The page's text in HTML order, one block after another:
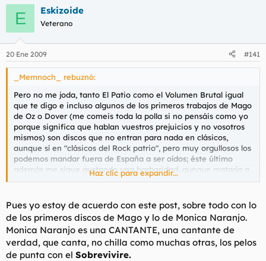
E Eskizoide
Veterano
20 Ene 2009 #141
_Memnoch_ rebuznó:
Pero no me joda, tanto El Patio como el Volumen Brutal igual
que te digo e incluso algunos de los primeros trabajos de Mago
de Oz o Dover (me comeis toda la polla si no pensáis como yo
porque significa que hablan vuestros prejuicios y no vosotros
mismos) son discos que no entran para nada en clásicos,
aunque sí en "clásicos del Rock patrio", pero muy orgullosos los
podemos mandar fuera de España a ser oídos; éste último
además me sigue gustando una barbaridad, aunque mataría a
la guarra que canta y pondría a un macho guacho berreante
Joder, si hasta recuerdo con una sonrisa de nostalgia
adolescente el primer trabajo de Estopa y eso que yo rumbero
soy bien poco, así como afirmo categóricamente que Mónica
Naranjo (ex niñera de mi cuñado, por cierto) canta como
deben hacerlo las sirenas porque se me pusieron los pelos de
Haz clic para expandir...
Pues yo estoy de acuerdo con este post, sobre todo con lo
de los primeros discos de Mago y lo de Monica Naranjo.
Monica Naranjo es una CANTANTE, una cantante de
verdad, que canta, no chilla como muchas otras, los pelos
de punta con el Sobrevivire.